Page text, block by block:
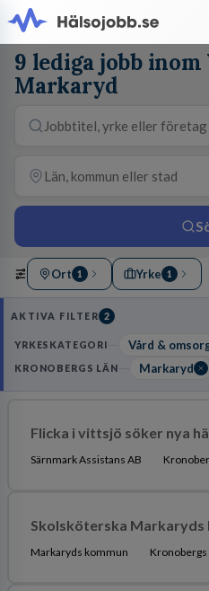
9 lediga jobb
Markaryd
Ort 1 Yrke 1
AKTIVA FILTER 2
YRKESKATEGORI Vård &
KRONOBERGS LÄN Markaryd
Flicka i vittsjö söker nya
Särnmark Assistans AB
Skolsköterska Markaryds
Markaryds kommun Kronobergs